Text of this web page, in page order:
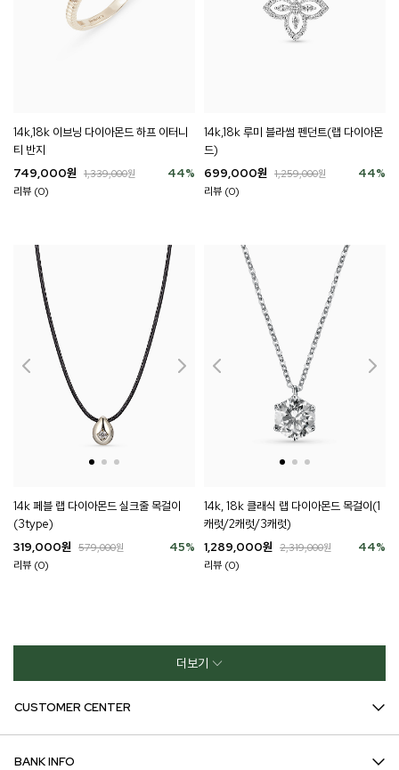
14k,18k 이브닝 다이아몬드 하프 이터니
티 반지
44%
749,000원 1,339,000원
리뷰 (0)
14k,18k 루미 블라썸 펜던트(랩 다이아몬
드)
44%
699,000원 1,259,000원
리뷰 (0)
14k 페블 랩 다이아몬드 실크줄 목걸이
(3type)
45%
319,000원 579,000원
리뷰 (0)
14k, 18k 클래식 랩 다이아몬드 목걸이(1
캐럿/2캐럿/3캐럿)
44%
1,289,000원 2,319,000원
리뷰 (0)
더보기
CUSTOMER CENTER
BANK INFO